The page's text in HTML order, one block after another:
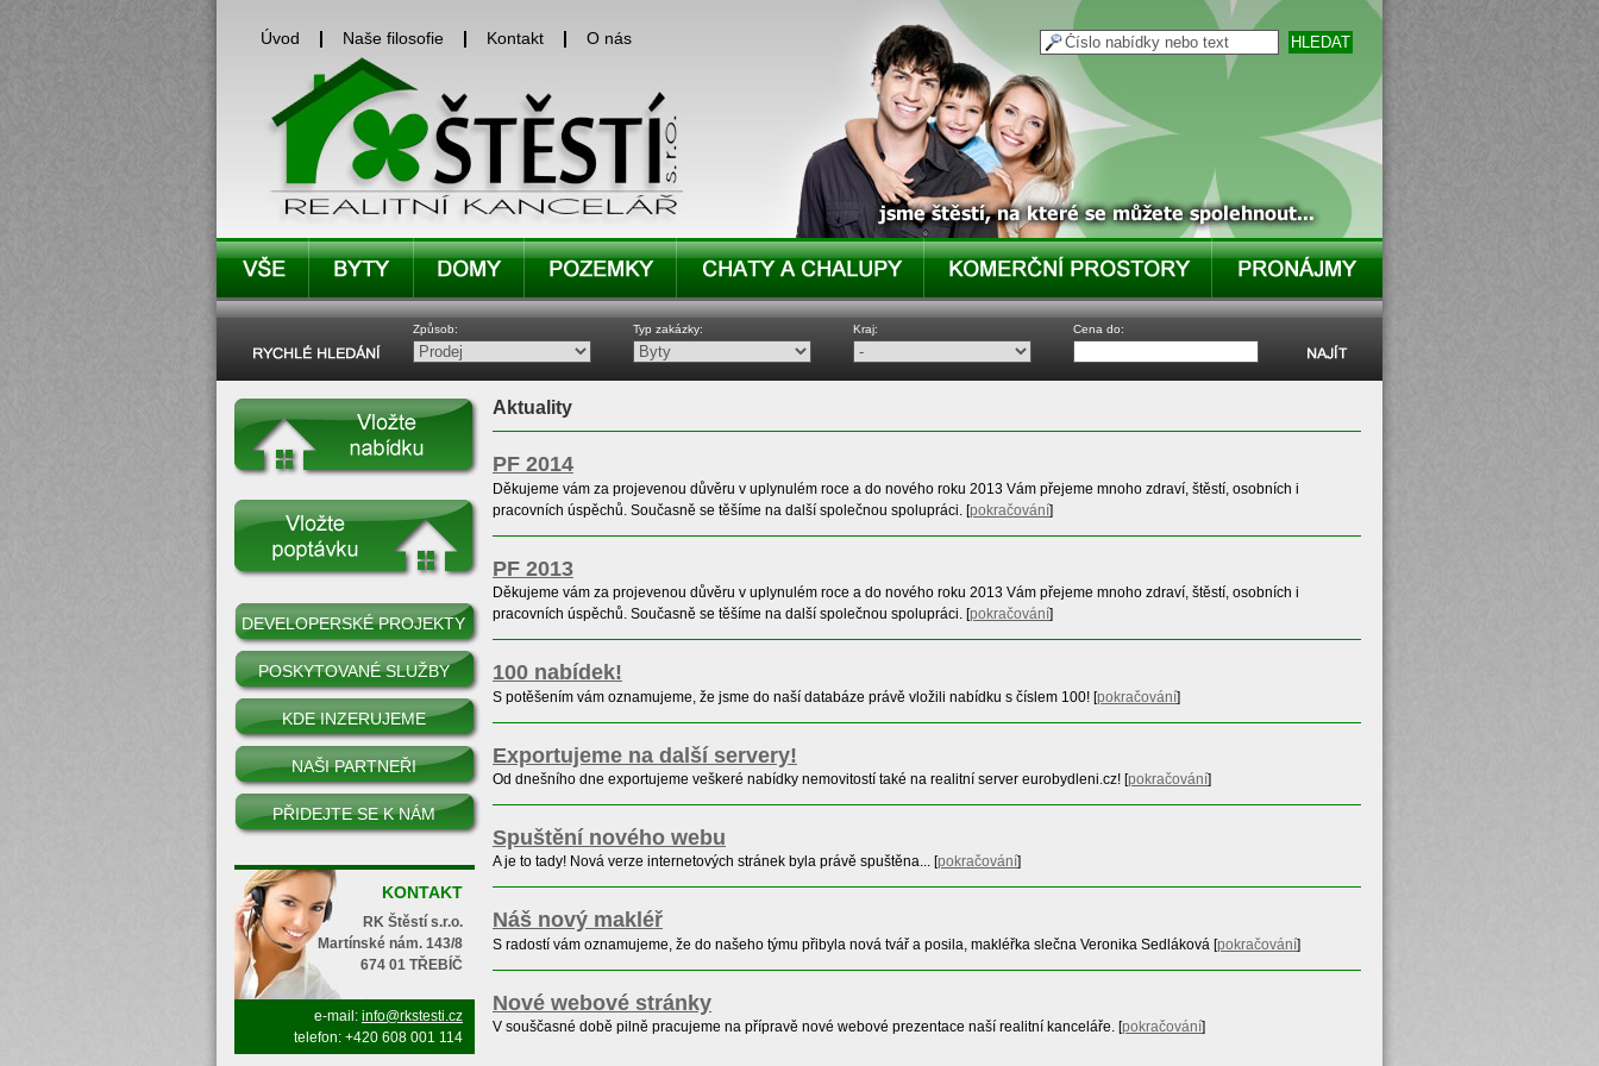
Úvod Naše filosofie Kontakt O nás
Způsob: Typ zakázky: Kraj: Cena do:
DEVELOPERSKÉ PROJEKTY
POSKYTOVANÉ SLUŽBY
KDE INZERUJEME
NAŠI PARTNEŘI
PŘIDEJTE SE K NÁM
KONTAKT
RK Štěstí s.r.o.
Martínské nám. 143/8
674 01 TŘEBÍČ
e-mail: info@rkstesti.cz
telefon: +420 608 001 114
Aktuality
PF 2014
Děkujeme vám za projevenou důvěru v uplynulém roce a do nového roku 2013 Vám přejeme mnoho zdraví, štěstí, osobních i
pracovních úspěchů. Současně se těšíme na další společnou spolupráci. [pokračování]
PF 2013
Děkujeme vám za projevenou důvěru v uplynulém roce a do nového roku 2013 Vám přejeme mnoho zdraví, štěstí, osobních i
pracovních úspěchů. Současně se těšíme na další společnou spolupráci. [pokračování]
100 nabídek!
S potěšením vám oznamujeme, že jsme do naší databáze právě vložili nabídku s číslem 100! [pokračování]
Exportujeme na další servery!
Od dnešního dne exportujeme veškeré nabídky nemovitostí také na realitní server eurobydleni.cz! [pokračování]
Spuštění nového webu
A je to tady! Nová verze internetových stránek byla právě spuštěna... [pokračování]
Náš nový makléř
S radostí vám oznamujeme, že do našeho týmu přibyla nová tvář a posila, makléřka slečna Veronika Sedláková [pokračování]
Nové webové stránky
V souščasné době pilně pracujeme na přípravě nové webové prezentace naší realitní kanceláře. [pokračování]